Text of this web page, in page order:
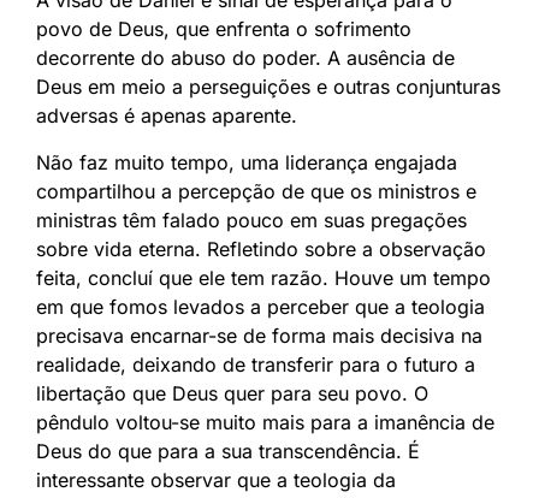
povo de Deus, que enfrenta o sofrimento
decorrente do abuso do poder. A ausência de
Deus em meio a perseguições e outras conjunturas
adversas é apenas aparente.
Não faz muito tempo, uma liderança engajada
compartilhou a percepção de que os ministros e
ministras têm falado pouco em suas pregações
sobre vida eterna. Refletindo sobre a observação
feita, concluí que ele tem razão. Houve um tempo
em que fomos levados a perceber que a teologia
precisava encarnar-se de forma mais decisiva na
realidade, deixando de transferir para o futuro a
libertação que Deus quer para seu povo. O
pêndulo voltou-se muito mais para a imanência de
Deus do que para a sua transcendência. É
interessante observar que a teologia da